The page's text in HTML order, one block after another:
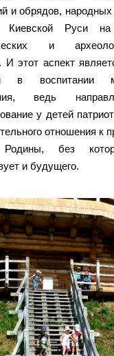
и обрядов,
Киевской Руси на
и
И этот аспект
в воспитании
ведь
у детей
отношения к
Родины, без
и будущего.